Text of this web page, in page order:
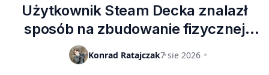
Użytkownik Steam Decka znalazł
sposób na zbudowanie fizycznej
kolekcji gier za pomocą dyskietek z
1.44 MB pamięci
Konrad Ratajczak7 sie 2026